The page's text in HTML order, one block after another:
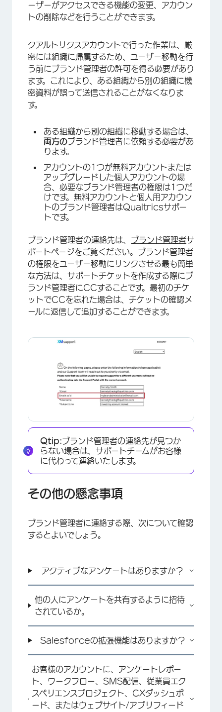
ーザーがアクセスできる機能の変更、アカウン
トの削除などを行うことができます。
クアルトリクスアカウントで行った作業は、厳
密には組織に帰属するため、ユーザー移動を行
う前にブランド管理者の許可を得る必要があり
ます。これにより、ある組織から別の組織に機
密資料が誤って送信されることがなくなりま
す。
ある組織から別の組織に移動する場合は、
両方のブランド管理者に依頼する必要があ
ります。
アカウントの1つが無料アカウントまたは
アップグレードした個人アカウントの場
合、必要なブランド管理者の権限は1つだ
けです。無料アカウントと個人用アカウン
トのブランド管理者はQualtricsサポー
トです。
ブランド管理者の連絡先は、 ブランド管理者サ
ポートページをご覧ください。ブランド管理者
の権限をユーザー移動にリンクさせる最も簡単
な方法は、サポートチケットを作成する際にブ
ランド管理者にCCすることです。最初のチケ
ットでCCを忘れた場合は、チケットの確認メ
ールに返信して追加することができます。
Qtip:ブランド管理者の連絡先が見つか
らない場合は、サポートチームがお客様
に代わって連絡いたします。
その他の懸念事項
ブランド管理者に連絡する際、次について確認
するとよいでしょう。
アクティブなアンケートはありますか？
他の人にアンケートを共有するように招待
されているか。
Salesforceの拡張機能はありますか？
お客様のアカウントに、アンケートレポー
ト、ワークフロー、SMS配信、従業員エク
スペリエンスプロジェクト、CXダッシュボ
ード、またはウェブサイト/アプリフィード